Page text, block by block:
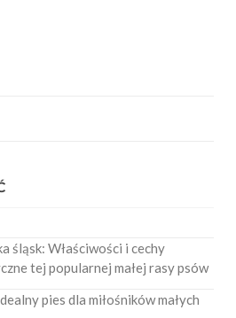
śląsk: Właściwości i cechy
tej popularnej małej rasy psów
pies dla miłośników małych